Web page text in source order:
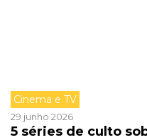
Cinema e TV
29 junho 2026
5 séries de culto